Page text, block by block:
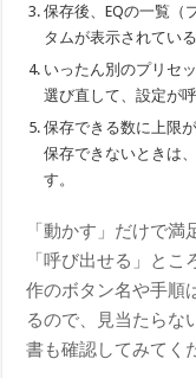
保存後、EQの一覧（
タムが表示されてい
いったん別のプリセ
選び直して、設定が
保存できる数に上限
保存できないときは
す。
「動かす」だけで満
「呼び出せる」と
作のボタン名や手順
るので、見当たらな
書も確認してみてく